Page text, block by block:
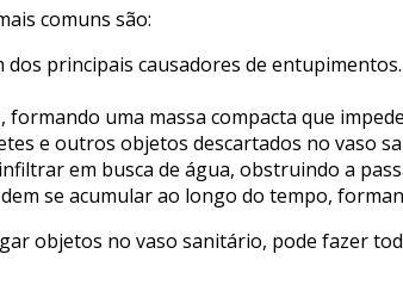
comuns são:
principais causadores de
uma massa compacta que
e outros objetos descartados no vaso
em busca de água, obstruindo a
se acumular ao longo do tempo,
objetos no vaso sanitário, pode fazer